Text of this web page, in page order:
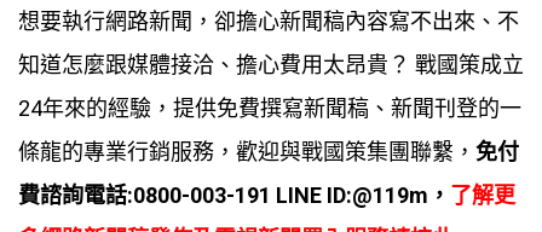
想要執行網路新聞，卻擔心新聞稿內容寫不出來、不
知道怎麼跟媒體接洽、擔心費用太昂貴？ 戰國策成立
24年來的經驗，提供免費撰寫新聞稿、新聞刊登的一
條龍的專業行銷服務，歡迎與戰國策集團聯繫， 免付
費諮詢電話:0800-003-191 LINE ID:@119m， 了解更